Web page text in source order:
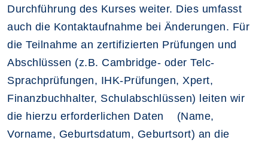
Durchführung des Kurses weiter. Dies umfasst
auch die Kontaktaufnahme bei Änderungen. Für
die Teilnahme an zertifizierten Prüfungen und
Abschlüssen (z.B. Cambridge- oder Telc-
Sprachprüfungen, IHK-Prüfungen, Xpert,
Finanzbuchhalter, Schulabschlüssen) leiten wir
die hierzu erforderlichen Daten (Name,
Vorname, Geburtsdatum, Geburtsort) an die